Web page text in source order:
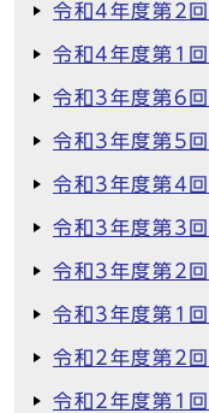
令和4年度第2
令和4年度第1
令和3年度第6
令和3年度第5
令和3年度第4
令和3年度第3
令和3年度第2
令和3年度第1
令和2年度第2
令和2年度第1